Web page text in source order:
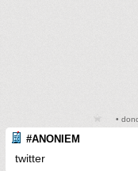
•
#ANONIEM
twitter